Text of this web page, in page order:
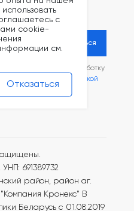
Подписаться
согласие на обработку
и соглашаетесь с
Политикой
691389732
район, район аг.
Кронекс" В
Беларусь с 01.08.2019
с
cookie-
см.
Отказаться